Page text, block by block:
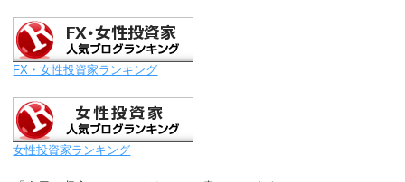
FX・女性投資家ランキング
女性投資家ランキング